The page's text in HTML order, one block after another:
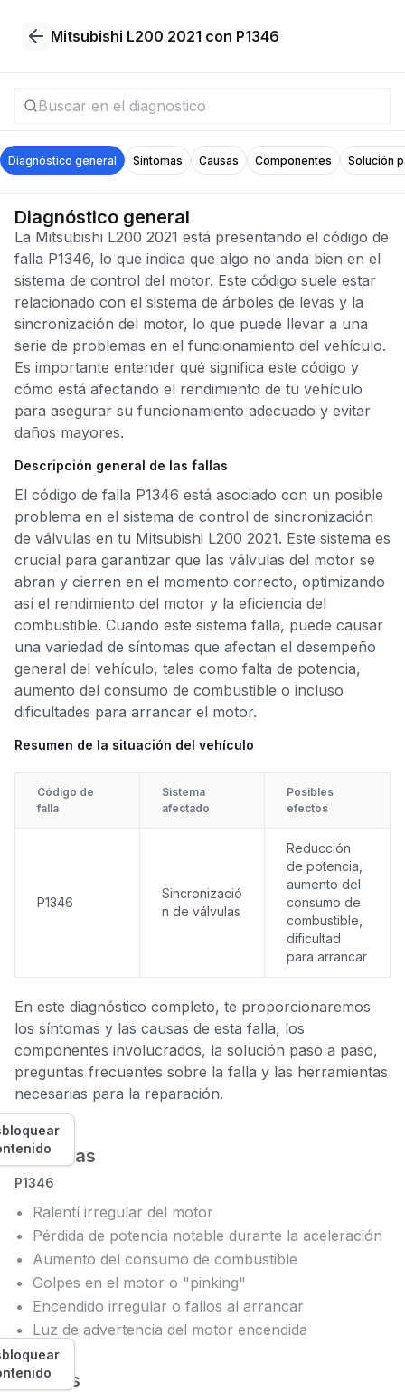
Mitsubishi L200 2021 con P1346
Diagnóstico general Síntomas Causas Componentes Solución
Diagnóstico general
La Mitsubishi L200 2021 está presentando el código de
falla P1346, lo que indica que algo no anda bien en el
sistema de control del motor. Este código suele estar
relacionado con el sistema de árboles de levas y la
sincronización del motor, lo que puede llevar a una
serie de problemas en el funcionamiento del vehículo.
Es importante entender qué significa este código y
cómo está afectando el rendimiento de tu vehículo
para asegurar su funcionamiento adecuado y evitar
daños mayores.
Descripción general de las fallas
El código de falla P1346 está asociado con un posible
problema en el sistema de control de sincronización
de válvulas en tu Mitsubishi L200 2021. Este sistema es
crucial para garantizar que las válvulas del motor se
abran y cierren en el momento correcto, optimizando
así el rendimiento del motor y la eficiencia del
combustible. Cuando este sistema falla, puede causar
una variedad de síntomas que afectan el desempeño
general del vehículo, tales como falta de potencia,
aumento del consumo de combustible o incluso
dificultades para arrancar el motor.
Resumen de la situación del vehículo
Código de
falla
Sistema
afectado
Posibles
efectos
P1346
Sincronizació
n de válvulas
Reducción
de potencia,
aumento del
consumo de
combustible,
dificultad
para arrancar
En este diagnóstico completo, te proporcionaremos
los síntomas y las causas de esta falla, los
componentes involucrados, la solución paso a paso,
preguntas frecuentes sobre la falla y las herramientas
necesarias para la reparación.
Síntomas
P1346
Ralentí irregular del motor
Pérdida de potencia notable durante la aceleración
Aumento del consumo de combustible
Golpes en el motor o "pinking"
Encendido irregular o fallos al arrancar
Luz de advertencia del motor encendida
Causas